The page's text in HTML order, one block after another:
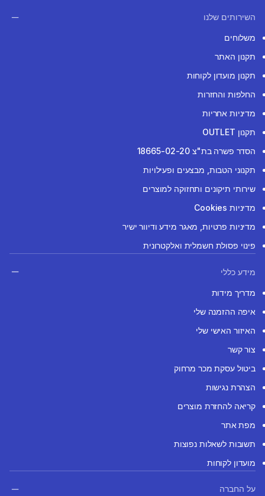
השירותים שלנו
משלוחים
תקנון האתר
תקנון מועדון לקוחות
החלפות והחזרות
מדיניות אחריות
תקנון OUTLET
הסדר פשרה בת"צ 18665-02-20
תקנוני הטבות, מבצעים ופעילויות
שירותי תיקונים ותחזוקה למוצרים
מדיניות Cookies
מדיניות פרטיות, מאגר מידע ודיוור ישיר
פינוי פסולת חשמלית ואלקטרונית
מידע כללי
מדריך מידות
איפה ההזמנה שלי
האיזור האישי שלי
צור קשר
ביטול עסקת מכר מרחוק
הצהרת נגישות
קריאה להחזרת מוצרים
מפת אתר
תשובות לשאלות נפוצות
מועדון לקוחות
על החברה